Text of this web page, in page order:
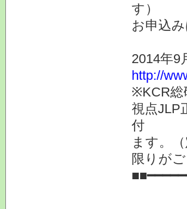
す）
お申込
2014年
http://
※KCR総
視点JLP
付
ます。
限りが